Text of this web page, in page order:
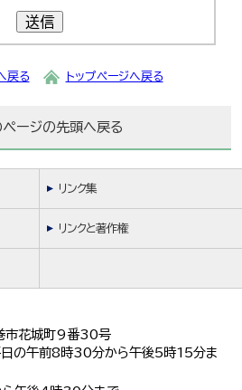
送信
戻る トップページへ戻る
ページの先頭へ戻る
リンク集
リンクと著作権
花城町9番30号
の午前8時30分から午後5時15分ま